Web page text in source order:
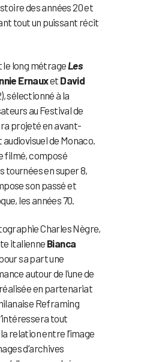
des années 20 et
tout un puissant récit
le long métrage Les
Ernauxet David
sélectionné à la
au Festival de
projeté en avant-
de Monaco.
filmé, composé
tournées en super 8,
son passé et
les années 70.
Charles Nègre,
italienne Bianca
sa part une
autour de l’une de
en partenariat
Reframing
tout
relation entre l’image
d’archives